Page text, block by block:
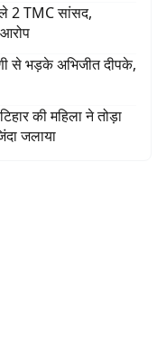
2 TMC सांसद,
से भड़के अभिजीत दीपके,
की महिला ने तोड़ा
जलाया